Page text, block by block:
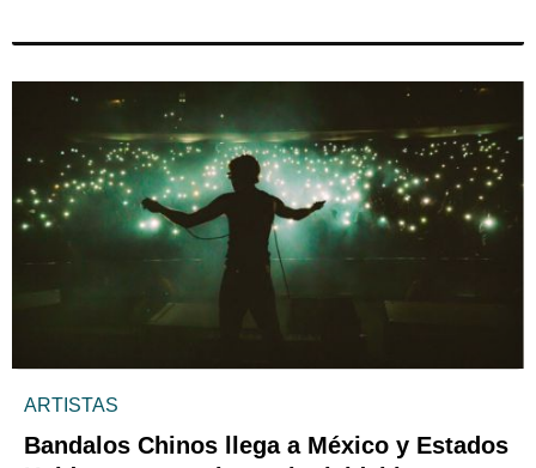
ARTISTAS
Bandalos Chinos llega a México y Estados